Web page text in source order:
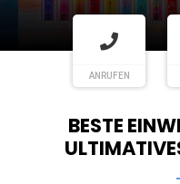
ANRUFEN
BESTE